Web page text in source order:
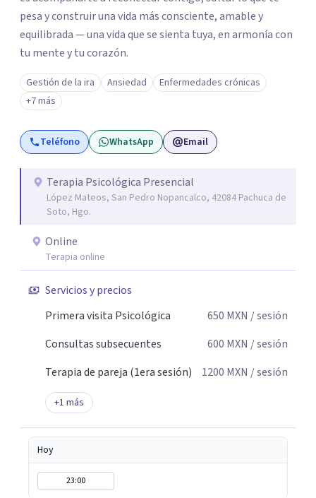
pesa y construir una vida más consciente, amable y
equilibrada — una vida que se sienta tuya, en armonía con
tu mente y tu corazón.
Gestión de la ira Ansiedad
Enfermedades crónicas
+7 más
Teléfono WhatsApp Email
Terapia Psicológica Presencial
López Mateos, San Pedro Nopancalco, 42084 Pachuca de
Soto, Hgo.
Online
Terapia online
Servicios y precios
Primera visita Psicológica
650 MXN / sesión
Consultas subsecuentes
600 MXN / sesión
Terapia de pareja (1era sesión)
1200 MXN / sesión
+1 más
Hoy
23:00